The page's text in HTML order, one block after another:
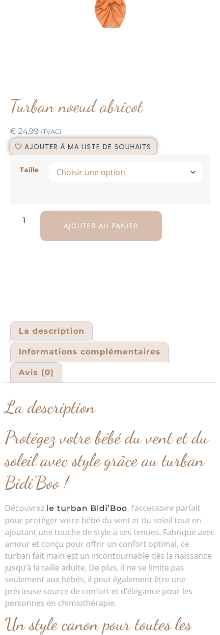
Turban noeud abricot
€ 24,99 (TVAC)
AJOUTER À MA LISTE DE SOUHAITS
Taille
AJOUTER AU PANIER
La description
Informations complémentaires
Avis (0)
La description
Protégez votre bébé du vent et du
soleil avec style grâce au turban
Bidi’Boo !
Découvrez le turban Bidi’Boo, l’accessoire parfait
pour protéger votre bébé du vent et du soleil tout en
ajoutant une touche de style à ses tenues. Fabriqué avec
amour et conçu pour offrir un confort optimal, ce
turban fait main est un incontournable dès la naissance
jusqu’à la taille adulte. De plus, il ne se limite pas
seulement aux bébés, il peut également être une
précieuse source de confort et d’élégance pour les
personnes en chimiothérapie.
Un style canon pour toutes les